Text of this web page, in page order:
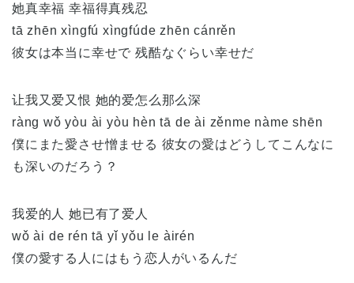
她真幸福 幸福得真残忍
tā zhēn xìngfú xìngfúde zhēn cánrěn
彼女は本当に幸せで 残酷なぐらい幸せだ
让我又爱又恨 她的爱怎么那么深
ràng wǒ yòu ài yòu hèn tā de ài zěnme nàme shēn
僕にまた愛させ憎ませる 彼女の愛はどうしてこんなに
も深いのだろう？
我爱的人 她已有了爱人
wǒ ài de rén tā yǐ yǒu le àirén
僕の愛する人にはもう恋人がいるんだ